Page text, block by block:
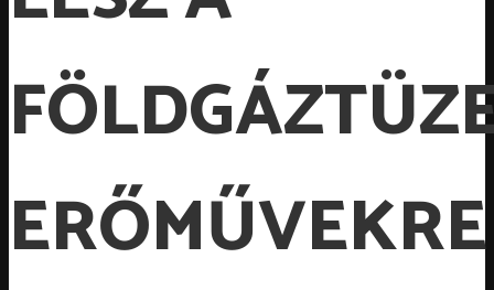
ERŐMŰVEKRE